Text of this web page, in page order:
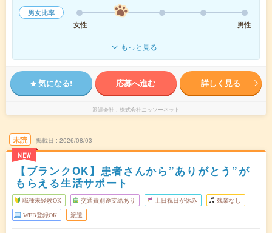
男女比率
女性
男性
もっと見る
気になる! 応募へ進む 詳しく見る
派遣会社 株式会社ニッソーネット
未読
NEW
掲載日 2026/08/03
【ブランクOK】患者さんから”ありがとう”が
もらえる生活サポート
職種未経験OK 交通費別途支給あり 土日祝日が休み 残業なし
WEB登録OK 派遣